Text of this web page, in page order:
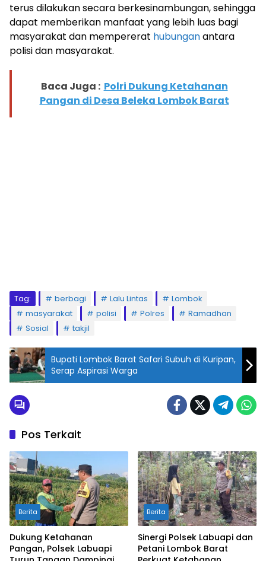
terus dilakukan secara berkesinambungan, sehingga
dapat memberikan manfaat yang lebih luas bagi
masyarakat dan mempererat hubunganantara
polisi dan masyarakat.
Baca Juga : Polri Dukung Ketahanan
Pangan di Desa Beleka Lombok Barat
Tag: berbagi Lalu Lintas
Lombok
masyarakat
polisi Polres
Ramadhan
Sosial
takjil
Bupati Lombok Barat Safari Subuh di Kuripan,
Serap Aspirasi Warga
Pos Terkait
Berita
Dukung Ketahanan
Pangan, Polsek Labuapi
Berita
Sinergi Polsek Labuapi dan
Petani Lombok Barat